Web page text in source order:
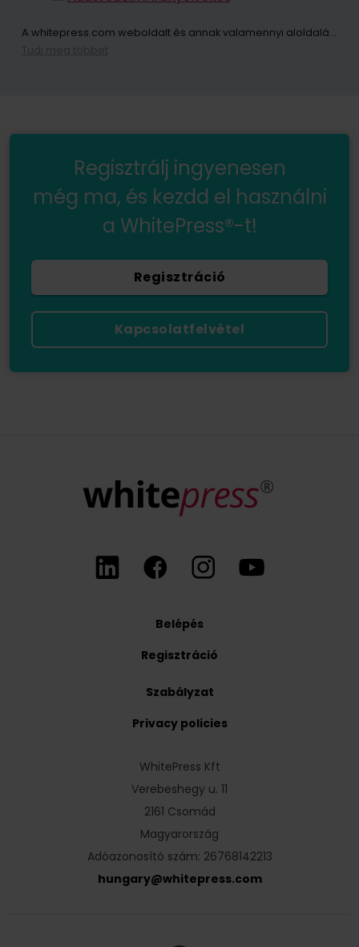
A whitepress.com weboldalt és annak valamennyi aloldalát (a továbbiakban: Weboldal) használó személyek személyes adatainak kezelője az Európai Parlament és a Tanács 2016. április 27-i (EU) 2016/679 rendelete értelmében a személyes adatok feldolgozásával és az ilyen adatok szabad áramlásával, valamint a 95/46/EK irányelv (a továbbiakban: GDPR) hatályon kívül helyezése tekintetében közösen „WhitePress Kft, amelynek székhelye 2161 Csomád, Verebeshegy utca 11 és bekerült a Bielsko-Biała Kerületi Bíróság által vezetett Nemzeti Bírósági Nyilvántartás vállalkozói nyilvántartásába, az Országos Bírósági Nyilvántartás 8. Kereskedelmi Osztálya KRS-számon: 0000651339, NIP: 9372667797, REGON: 243400145 és egyéb cégek a
Regisztrálj ingyenesen
még ma, és kezdd el használni
a WhitePress®-t!
Regisztráció
Kapcsolatfelvétel
Belépés
Regisztráció
WhitePress Kft
Verebeshegy u. 11
2161 Csomád
Magyarország
Adóazonosító szám: 26768142213
hungary@whitepress.com
Szabályzat
Privacy policies